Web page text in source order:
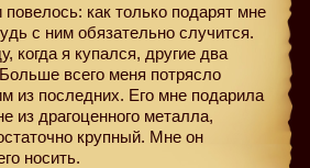
повелось: как только подарят мне
с ним обязательно случится.
когда я купался, другие два
всего меня потрясло
из последних. Его мне подарила
из драгоценного металла,
крупный. Мне он
носить.